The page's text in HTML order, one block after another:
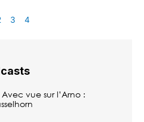
3 4
Avec vue sur l’Arno :